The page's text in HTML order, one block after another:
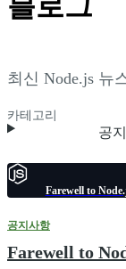
블로그
최신 Node.js 뉴
카테고리
공
Farewell to
공지사항
Farewell to